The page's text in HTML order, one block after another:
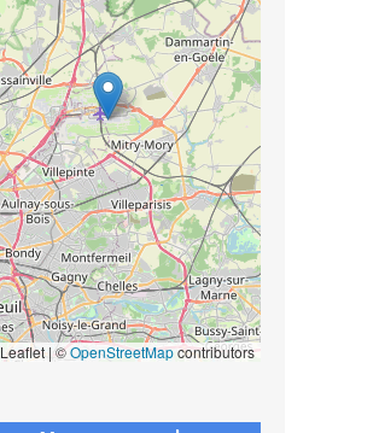
Leaflet | ©OpenStreetMapcontributors